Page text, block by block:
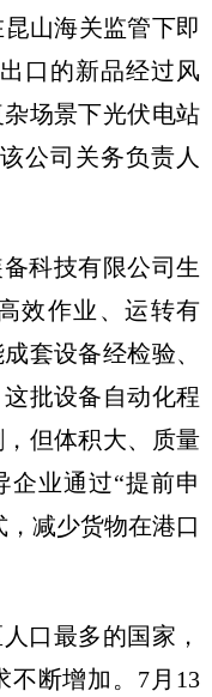
山海关监管下即
口的新品经过风
场景下光伏电站
公司关务负责人
科技有限公司生
效作业、运转有
套设备经检验、
批设备自动化程
但体积大、质量
企业通过“提前申
减少货物在港口
口最多的国家，
不断增加。7月13